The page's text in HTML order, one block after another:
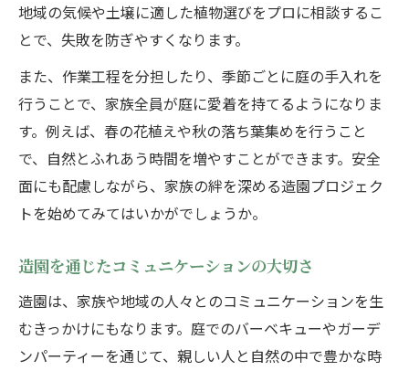
地域の気候や土壌に適した植物選びをプロに相談するこ
とで、失敗を防ぎやすくなります。
また、作業工程を分担したり、季節ごとに庭の手入れを
行うことで、家族全員が庭に愛着を持てるようになりま
す。例えば、春の花植えや秋の落ち葉集めを行うこと
で、自然とふれあう時間を増やすことができます。安全
面にも配慮しながら、家族の絆を深める造園プロジェク
トを始めてみてはいかがでしょうか。
造園を通じたコミュニケーションの大切さ
造園は、家族や地域の人々とのコミュニケーションを生
むきっかけにもなります。庭でのバーベキューやガーデ
ンパーティーを通じて、親しい人と自然の中で豊かな時